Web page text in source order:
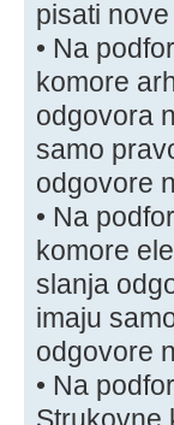
pisati
• Na
komore
odgovora
samo
odgovore
• Na
komore
slanja
imaju
odgovore
• Na